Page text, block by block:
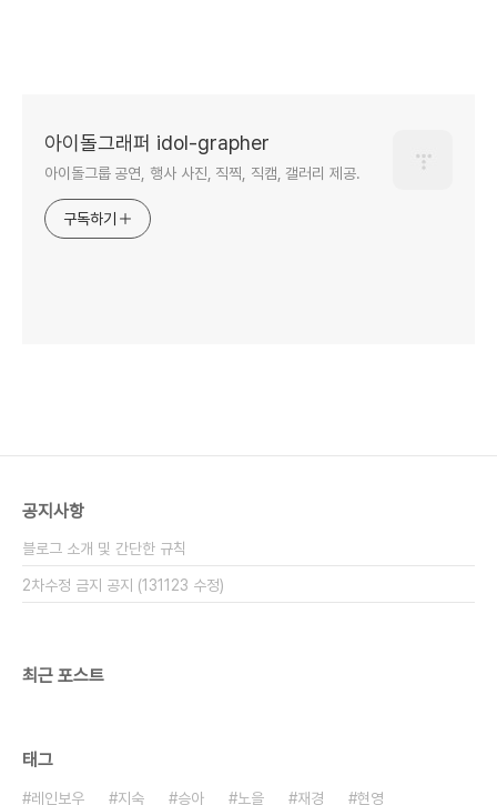
아이돌그래퍼 idol-grapher
아이돌그룹 공연, 행사 사진, 직찍, 직캠, 갤러리 제공.
구독하기
공지사항
블로그 소개 및 간단한 규칙
2차수정 금지 공지 (131123 수정)
최근 포스트
태그
레인보우 지숙 승아 노을 재경 현영